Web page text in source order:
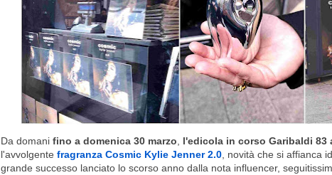
Da domani fino a domenica 30 marzo, l'edicola in corso Garibaldi 83
l'avvolgente fragranza Cosmic Kylie Jenner 2.0, novità che si affianca
grande successo lanciato lo scorso anno dalla nota influencer,